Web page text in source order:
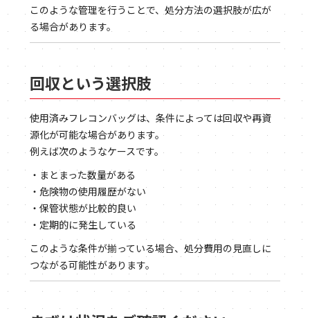
このような管理を行うことで、処分方法の選択肢が広が
る場合があります。
回収という選択肢
使用済みフレコンバッグは、条件によっては回収や再資
源化が可能な場合があります。
例えば次のようなケースです。
・まとまった数量がある
・危険物の使用履歴がない
・保管状態が比較的良い
・定期的に発生している
このような条件が揃っている場合、処分費用の見直しに
つながる可能性があります。